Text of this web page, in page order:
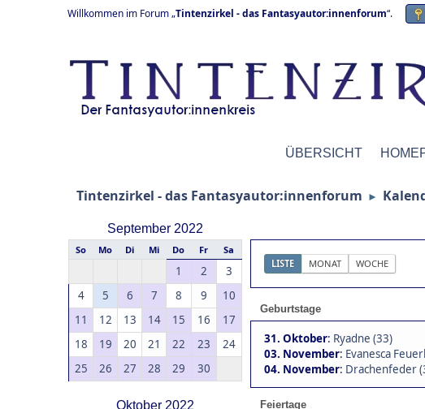
Willkommen im Forum „Tintenzirkel - das Fantasyautor:innenforum“.
ÜBERSICHT
Tintenzirkel - das Fantasyautor:innenforum ►
September 2022
So Mo Di Mi Do Fr Sa
1 2
3
4
5 6 7 8 9
10
11
12 13 14 15 16
17
18
19 20 21 22 23
24
25
26 27 28 29 30
Oktober 2022
LISTE MONAT WOCHE
Geburtstage
31. Oktober: Ryadne (33)
03. November: Evanesca
04. November: Drachenfeder
Feiertage